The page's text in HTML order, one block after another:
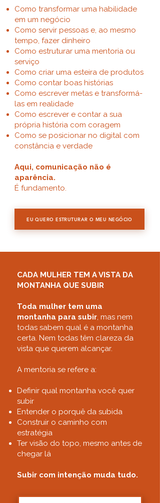
Como transformar uma habilidade
em um negócio
Como servir pessoas e, ao mesmo
tempo, fazer dinheiro
Como estruturar uma mentoria ou
serviço
Como criar uma esteira de produtos
Como contar boas histórias
Como escrever metas e transformá-
las em realidade
Como escrever e contar a sua
própria história com coragem
Como se posicionar no digital com
constância e verdade
Aqui, comunicação não é
aparência.​
É fundamento.
EU QUERO ESTRUTURAR O MEU NEGÓCIO
CADA MULHER TEM A VISTA DA
MONTANHA QUE SUBIR
Toda mulher tem uma
montanha para subir, mas nem
todas sabem qual é a montanha
certa. Nem todas têm clareza da
vista que querem alcançar.
A mentoria se refere a:
Definir qual montanha você quer
subir
Entender o porquê da subida
Construir o caminho com
estratégia
Ter visão do topo, mesmo antes de
chegar lá
Subir com intenção muda tudo.